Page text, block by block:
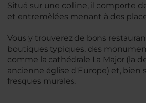
Situé sur une colline, il comporte
et entremêlées menant à des
Vous y trouverez de bons
boutiques typiques, des
comme la cathédrale La Major (la
ancienne église d'Europe) et, bien
fresques murales.